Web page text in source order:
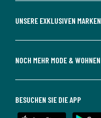
UNSERE EXKLUSIVEN MARKEN
NOCH MEHR MODE & WOHNEN
BESUCHEN SIE DIE APP